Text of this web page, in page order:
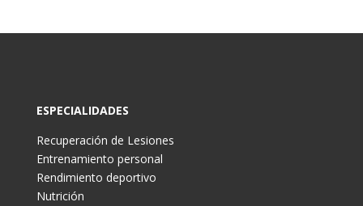
ESPECIALIDADES
Recuperación de Lesiones
Entrenamiento personal
Rendimiento deportivo
Nutrición